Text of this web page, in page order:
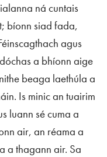
ná cuntais
bíonn siad fada,
agus
a bhíonn aige
beaga laethúla a
Is minic an tuairim
luann sé cuma a
air, an réama a
a thagann air. Sa